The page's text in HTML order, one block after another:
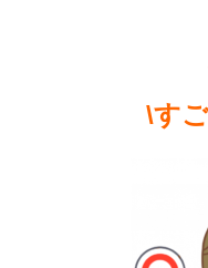
\す